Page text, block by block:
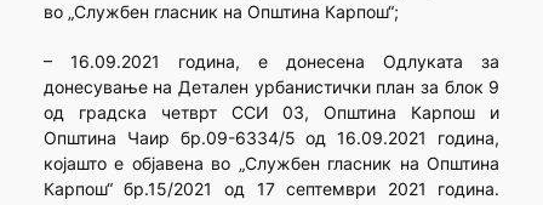
во „Службен гласник на Општина Карпош“;
– 16.09.2021 година, е донесена Одлуката за
донесување на Детален урбанистички план за блок 9
од градска четврт ССИ 03, Општина Карпош и
Општина Чаир бр.09-6334/5 од 16.09.2021 година,
којашто е објавена во „Службен гласник на Општина
Карпош“ бр.15/2021 од 17 септември 2021 година.